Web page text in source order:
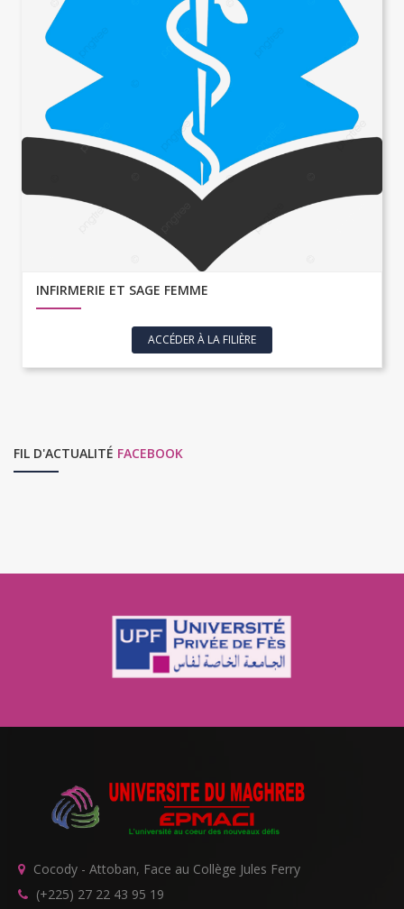
INFIRMERIE ET SAGE FEMME
ACCÉDER À LA FILIÈRE
FIL D'ACTUALITÉ FACEBOOK
Cocody - Attoban, Face au Collège Jules Ferry
(+225) 27 22 43 95 19